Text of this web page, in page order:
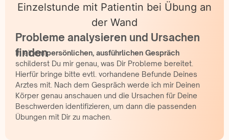
Probleme analysieren und Ursachen
finden
In einempersönlichen, ausführlichen Gespräch
schilderst Du mir genau, was Dir Probleme bereitet.
Hierfür bringe bitte evtl. vorhandene Befunde Deines
Arztes mit. Nach dem Gespräch werde ich mir Deinen
Körper genau anschauen und die Ursachen für Deine
Beschwerden identifizieren, um dann die passenden
Übungen mit Dir zu machen.